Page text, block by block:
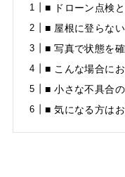
■ ドローン点検と
■ 屋根に登らな
■ 写真で状態を
■ こんな場合に
■ 小さな不具合
■ 気になる方は